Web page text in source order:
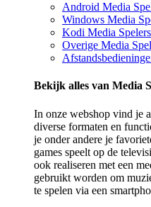
Android Media
Windows Media
Kodi Media Spelers
Overige Media
Bekijk alles van Media
In onze webshop vind je
diverse formaten en
je onder andere je
games speelt op de
ook realiseren met een
gebruikt worden om
te spelen via een